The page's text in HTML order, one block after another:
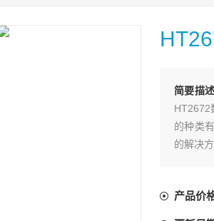
简要描
HT2672
的种类
的解决
产品价